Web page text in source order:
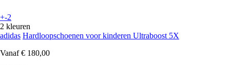
+-2
2 kleuren
adidas Hardloopschoenen voor kinderen Ultraboost 5X
Vanaf € 180,00